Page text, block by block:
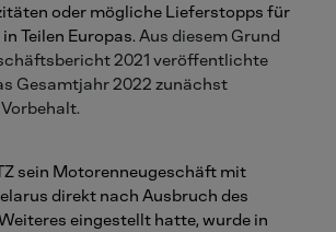
oder mögliche Lieferstopps für
Teilen Europas. Aus diesem Grund
2021 veröffentlichte
Gesamtjahr 2022 zunächst
sein Motorenneugeschäft mit
direkt nach Ausbruch des
eingestellt hatte, wurde in